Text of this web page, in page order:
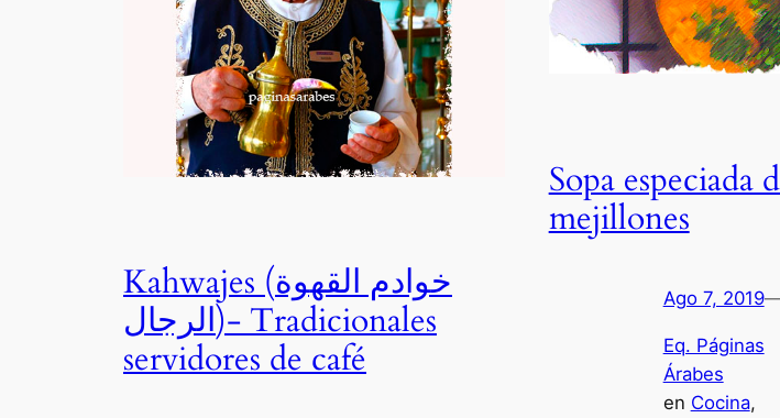
Kahwajes (خوادم القهوة
الرجال)- Tradicionales
servidores de café
Sopa especiada
mejillones
Ago 7, 2019
Eq. Páginas
Árabes
en Cocina